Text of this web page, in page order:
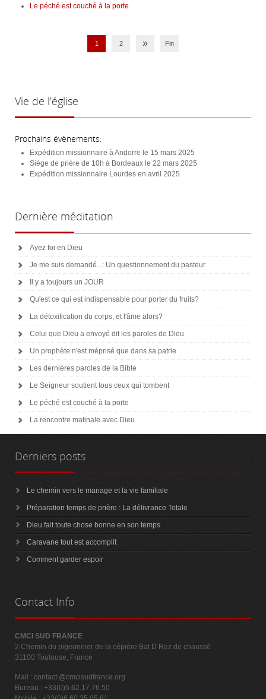
Le péché est couché à la porte
1 2 » Fin
Vie de l'église
Prochains évènements:
Expédition missionnaire à Andorre le 15 mars 2025
Siège de prière de 10h à Bordeaux le 22 mars 2025
Expédition missionnaire Lourdes en avril 2025
Dernière méditation
Ayez foi en Dieu
Je me suis demandé...: Un questionnement du pasteur
Il y a toujours un JOUR
Qu'est ce qui est indispensable pour porter du fruits?
La détoxification du corps, et l'âme alors?
Celui que Dieu a envoyé dit les paroles de Dieu
Un prophète n'est méprisé que dans sa patrie
Les dernières paroles de la Bible
Le Seigneur soutient tous ceux qui tombent
Le péché est couché à la porte
La rencontre matinale avec Dieu
Derniers posts
Le chemin vers le mariage et la vie familiale
Préparation temps de prière : La délivrance Totale
Dieu fait toute chose bonne en son temps
Caravane tout est accomplit
Comment garder espoir
Contact Info
CMCI SUD FRANCE
2 Chemin du pigeonnier de la cépière Bat D Rez de chaussé
31100 Toulouse, France
Mail : contact @cmcisudfrance.org
Bureau : +33(0)5.62.17.76.50